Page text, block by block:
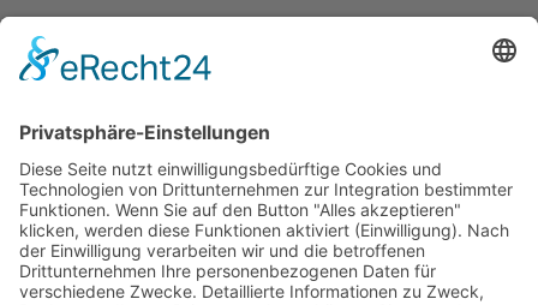
Fachinformationen
Erstattungsfähige rezeptfreie Medikamente
Studie: Reduziert das Darmbakterium Bacteroides vulgatus
Heißhunger auf Süßes?
Verband Unabhängiger Heilpraktiker e.V.
Diese E-Mail-Adresse ist vor Spambots geschützt! Zur
Anzeige muss JavaScript eingeschaltet sein!